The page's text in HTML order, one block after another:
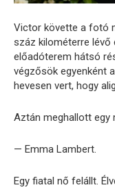
Victor követte a fotó
száz kilométerre lévő
előadóterem hátsó
végzősök egyenként
hevesen vert, hogy
Aztán meghallott egy
— Emma Lambert.
Egy fiatal nő felállt.